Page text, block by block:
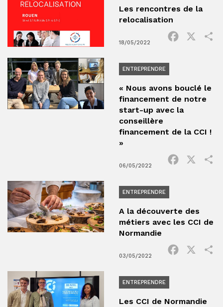
Les rencontres de la
relocalisation
18/05/2022
Facebook
ENTREPRENDRE
« Nous avons bouclé le
financement de notre
start-up avec la
conseillère
financement de la CCI !
»
06/05/2022
Facebook
ENTREPRENDRE
A la découverte des
métiers avec les CCI de
Normandie
03/05/2022
Facebook
ENTREPRENDRE
Les CCI de Normandie